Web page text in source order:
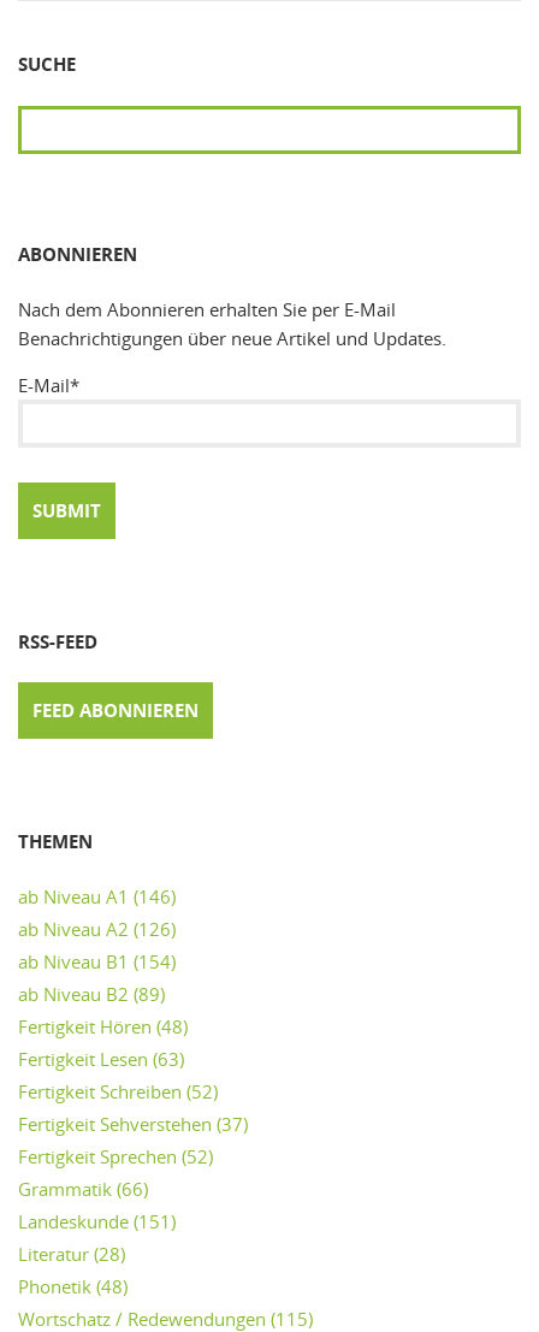
SUCHE
ABONNIEREN
Nach dem Abonnieren erhalten Sie per E-Mail
Benachrichtigungen über neue Artikel und Updates.
E-Mail*
RSS-FEED
FEED ABONNIEREN
THEMEN
ab Niveau A1 (146)
ab Niveau A2 (126)
ab Niveau B1 (154)
ab Niveau B2 (89)
Fertigkeit Hören (48)
Fertigkeit Lesen (63)
Fertigkeit Schreiben (52)
Fertigkeit Sehverstehen (37)
Fertigkeit Sprechen (52)
Grammatik (66)
Landeskunde (151)
Literatur (28)
Phonetik (48)
Wortschatz / Redewendungen (115)